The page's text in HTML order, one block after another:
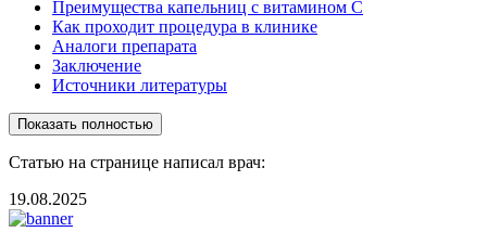
Преимущества капельниц с витамином С
Как проходит процедура в клинике
Аналоги препарата
Заключение
Источники литературы
Показать полностью
Статью на странице написал врач:
19.08.2025